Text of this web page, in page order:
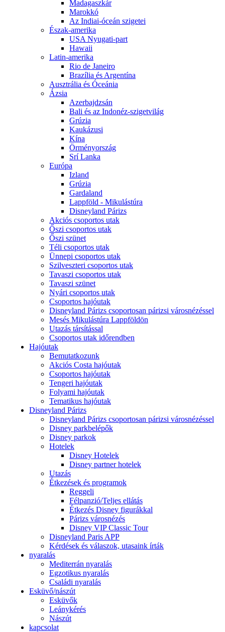
Madagaszkár
Marokkó
Az Indiai-óceán szigetei
Észak-amerika
USA Nyugati-part
Hawaii
Latin-amerika
Rio de Janeiro
Brazília és Argentína
Ausztrália és Óceánia
Ázsia
Azerbajdzsán
Bali és az Indonéz-szigetvilág
Grúzia
Kaukázusi
Kína
Örményország
Srí Lanka
Európa
Izland
Grúzia
Gardaland
Lappföld - Mikulástúra
Disneyland Párizs
Akciós csoportos utak
Őszi csoportos utak
Őszi szünet
Téli csoportos utak
Ünnepi csoportos utak
Szilveszteri csoportos utak
Tavaszi csoportos utak
Tavaszi szünet
Nyári csoportos utak
Csoportos hajóutak
Disneyland Párizs csoportosan párizsi városnézéssel
Mesés Mikulástúra Lappföldön
Utazás társítással
Csoportos utak időrendben
Hajóutak
Bemutatkozunk
Akciós Costa hajóutak
Csoportos hajóutak
Tengeri hajóutak
Folyami hajóutak
Tematikus hajóutak
Disneyland Párizs
Disneyland Párizs csoportosan párizsi városnézéssel
Disney parkbelépők
Disney parkok
Hotelek
Disney Hotelek
Disney partner hotelek
Utazás
Étkezések és programok
Reggeli
Félpanzió/Teljes ellátás
Étkezés Disney figurákkal
Párizs városnézés
Disney VIP Classic Tour
Disneyland Paris APP
Kérdések és válaszok, utasaink írták
nyaralás
Mediterrán nyaralás
Egzotikus nyaralás
Családi nyaralás
Esküvő/nászút
Esküvők
Leánykérés
Nászút
kapcsolat